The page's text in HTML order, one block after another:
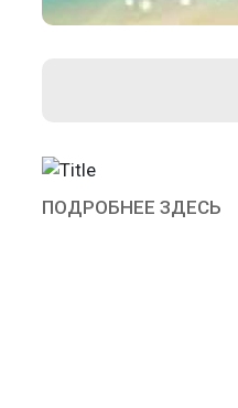
ПОДРОБНЕЕ ЗДЕСЬ